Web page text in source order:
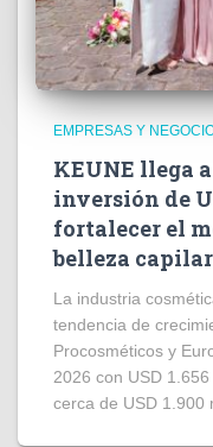
EMPRESAS Y
KEUNE llega
inversión de
fortalecer el
belleza capilar
La industria
tendencia de
Procosméticos y
2026 con USD
cerca de USD 1.900